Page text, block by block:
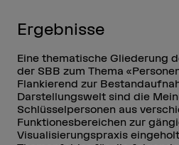
Ergebnisse
Eine thematische Gliederung
der SBB zum Thema
Flankierend zur
Darstellungswelt sind die
Schlüsselpersonen aus
Funktionesbereichen zur
Visualisierungspraxis